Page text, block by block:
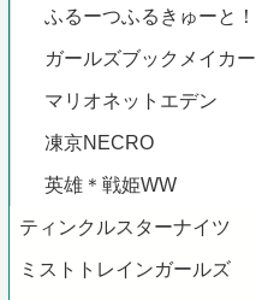
ふるーつふるきゅーと！
ガールズブックメイカー
マリオネットエデン
凍京NECRO
英雄＊戦姫WW
ティンクルスターナイツ
ミストトレインガールズ